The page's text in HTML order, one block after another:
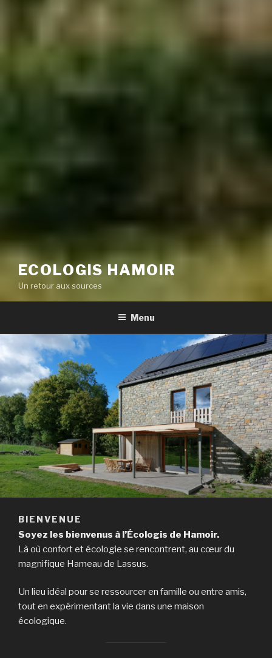
ECOLOGIS HAMOIR
Un retour aux sources
Menu
BIENVENUE
Soyez les bienvenus à l’Écologis de Hamoir.
Là où confort et écologie se rencontrent, au cœur du
magnifique Hameau de Lassus.
Un lieu idéal pour se ressourcer en famille ou entre amis,
tout en expérimentant la vie dans une maison
écologique.